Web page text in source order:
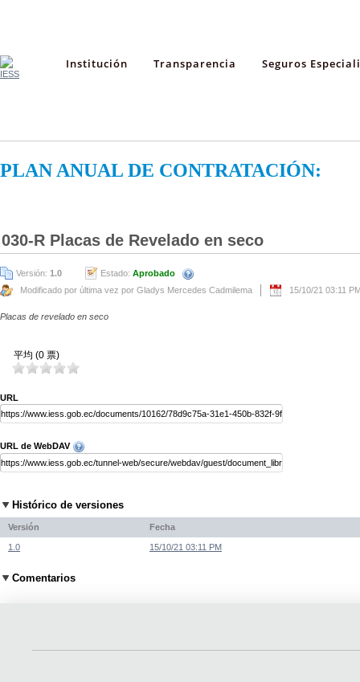
Institución Transparencia Seguros
PLAN ANUAL DE CONTRATACIÓN:
030-R Placas de Revelado en seco
Versión: 1.0 Estado: Aprobado
Modificado por última vez por Gladys Mercedes Cadmilema
15/10/21 03:11
Placas de revelado en seco
平均 (0 票)
URL
URL de WebDAV
Histórico de versiones
Versión Fecha
1.0 15/10/21 03:11 PM
Comentarios